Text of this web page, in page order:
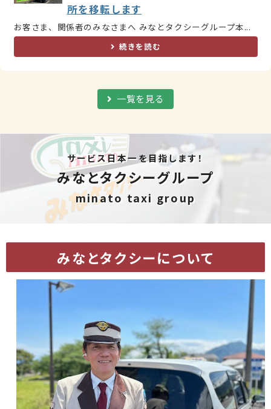
所を移転します
お客さま、関係者のみなさまへ みなとタクシーグループ本...
続きを読む
一覧を見る
サービス日本一を目指します！
みなとタクシーグループ
minato taxi group
みなとタクシーについて